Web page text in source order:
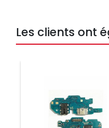
Les clients ont